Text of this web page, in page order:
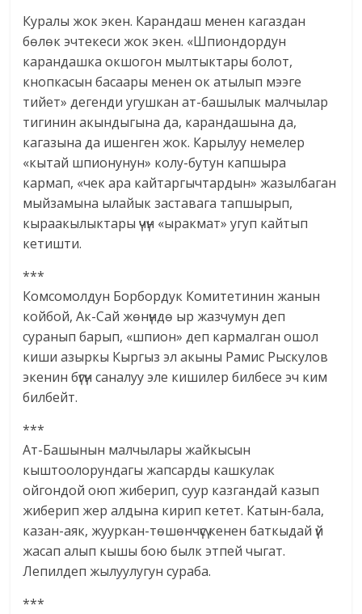
Куралы жок экен. Карандаш менен кагаздан
бөлөк эчтекеси жок экен. «Шпиондордун
карандашка окшогон мылтыктары болот,
кнопкасын басаары менен ок атылып мээге
тийет» дегенди угушкан ат-башылык малчылар
тигинин акындыгына да, карандашына да,
кагазына да ишенген жок. Карылуу немелер
«кытай шпионунун» колу-бутун капшыра
кармап, «чек ара кайтаргычтардын» жазылбаган
мыйзамына ылайык заставага тапшырып,
кыраакылыктары үчүн «ыракмат» угуп кайтып
кетишти.
***
Комсомолдун Борбордук Комитетинин жанын
койбой, Ак-Сай жөнүндө ыр жазчумун деп
суранып барып, «шпион» деп кармалган ошол
киши азыркы Кыргыз эл акыны Рамис Рыскулов
экенин бүгүн саналуу эле кишилер билбесе эч ким
билбейт.
***
Ат-Башынын малчылары жайкысын
кыштоолорундагы жапсарды кашкулак
ойгондой оюп жиберип, суур казгандай казып
жиберип жер алдына кирип кетет. Катын-бала,
казан-аяк, жууркан-төшөнчүсү кенен баткыдай үй
жасап алып кышы бою былк этпей чыгат.
Лепилдеп жылуулугун сураба.
***